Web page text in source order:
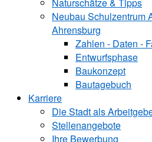
Neubau Schulzentrum
Ahrensburg
Zahlen - Daten -
Entwurfsphase
Baukonzept
Bautagebuch
Karriere
Die Stadt als
Stellenangebote
Ihre Bewerbung